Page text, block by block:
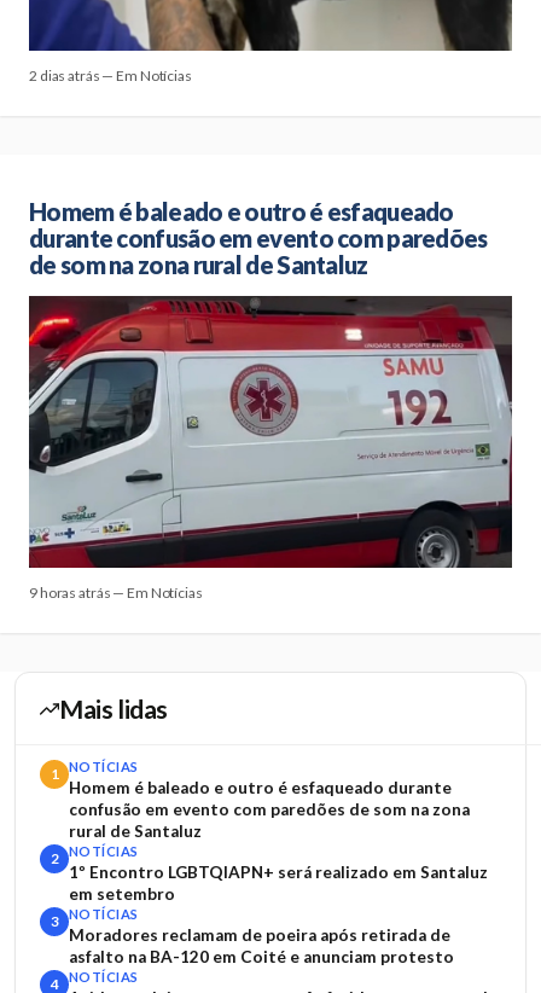
2 dias atrás — Em Notícias
Homem é baleado e outro é esfaqueado
durante confusão em evento com paredões
de som na zona rural de Santaluz
9 horas atrás — Em Notícias
Mais lidas
1 NOTÍCIAS
Homem é baleado e outro é esfaqueado durante
confusão em evento com paredões de som na zona
rural de Santaluz
2 NOTÍCIAS
1º Encontro LGBTQIAPN+ será realizado em Santaluz
em setembro
3 NOTÍCIAS
Moradores reclamam de poeira após retirada de
asfalto na BA-120 em Coité e anunciam protesto
4 NOTÍCIAS